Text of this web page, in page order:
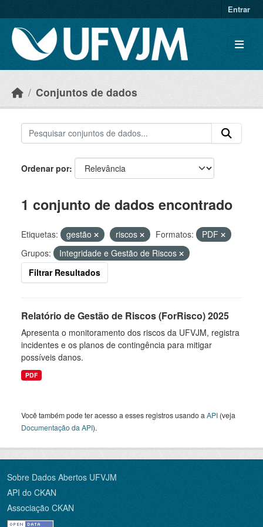
Entrar
Conjuntos de dados
Ordenar por
1 conjunto de dados encontrado
Etiquetas: gestão riscos Formatos:
PDF
Grupos:
Integridade e Gestão de Riscos
Filtrar Resultados
Relatório de Gestão de Riscos (ForRisco) 2025
Apresenta o monitoramento dos riscos da UFVJM, registra
incidentes e os planos de contingência para mitigar
possíveis danos.
PDF
Você também pode ter acesso a esses registros usando a API (veja
Documentação da API).
Sobre Dados Abertos UFVJM
API do CKAN
Associação CKAN